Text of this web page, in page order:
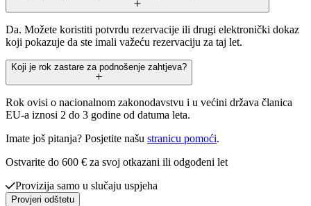
Da. Možete koristiti potvrdu rezervacije ili drugi elektronički dokaz
koji pokazuje da ste imali važeću rezervaciju za taj let.
Koji je rok zastare za podnošenje zahtjeva?
Rok ovisi o nacionalnom zakonodavstvu i u većini država članica
EU-a iznosi 2 do 3 godine od datuma leta.
Imate još pitanja? Posjetite našu stranicu pomoći.
Ostvarite do 600 € za svoj otkazani ili odgođeni let
Provizija samo u slučaju uspjeha
Provjeri odštetu